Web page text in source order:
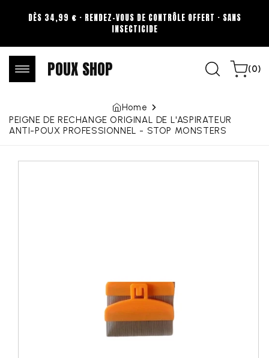
Skip to
content
DÈS 34,99 € · RENDEZ-VOUS DE CONTRÔLE OFFERT · SANS
INSECTICIDE
POUX SHOP Cart(0)
0
items
Home
PEIGNE DE RECHANGE ORIGINAL DE L'ASPIRATEUR
ANTI-POUX PROFESSIONNEL - STOP MONSTERS